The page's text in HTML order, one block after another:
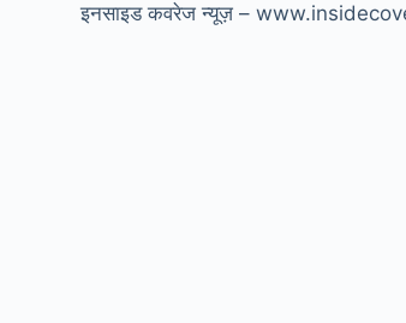
इनसाइड कवरेज न्यूज़ –